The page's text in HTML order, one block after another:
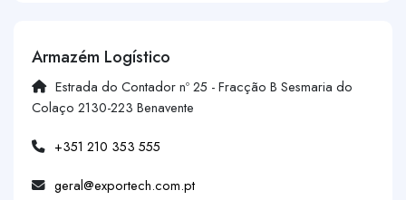
Armazém Logístico
Estrada do Contador nº 25 - Fracção B Sesmaria do
Colaço 2130-223 Benavente
+351 210 353 555
geral@exportech.com.pt